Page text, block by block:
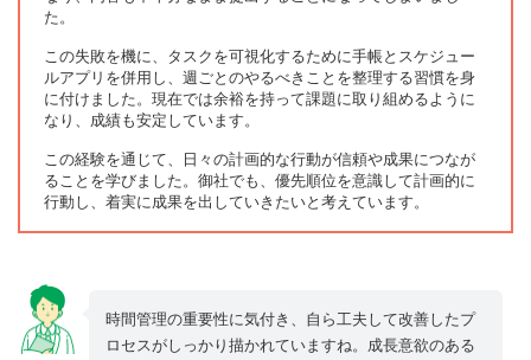
た。
この失敗を機に、タスクを可視化するために手帳とスケジュー
ルアプリを併用し、週ごとのやるべきことを整理する習慣を身
に付けました。現在では余裕を持って課題に取り組めるように
なり、成績も安定しています。
この経験を通じて、日々の計画的な行動が信頼や成果につなが
ることを学びました。御社でも、優先順位を意識して計画的に
行動し、着実に成果を出していきたいと考えています。
時間管理の重要性に気付き、自ら工夫して改善したプ
ロセスがしっかり描かれていますね。成長意欲のある